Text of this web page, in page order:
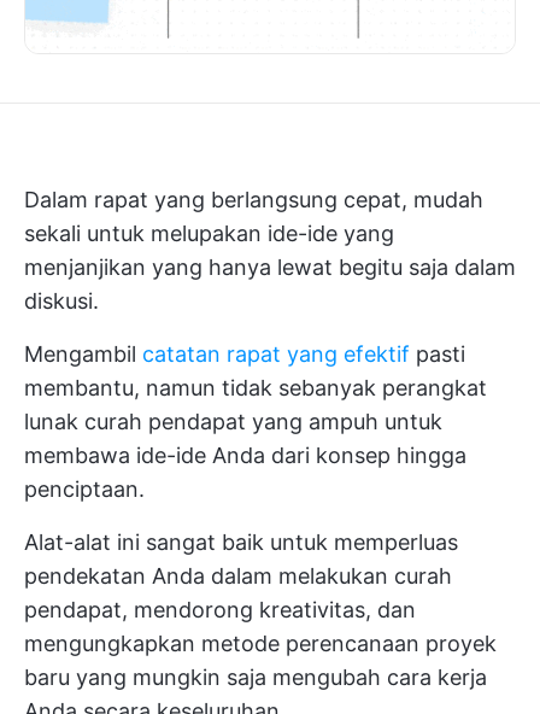
Dalam rapat yang berlangsung cepat, mudah
sekali untuk melupakan ide-ide yang
menjanjikan yang hanya lewat begitu saja dalam
diskusi.
Mengambil catatan rapat yang efektif pasti
membantu, namun tidak sebanyak perangkat
lunak curah pendapat yang ampuh untuk
membawa ide-ide Anda dari konsep hingga
penciptaan.
Alat-alat ini sangat baik untuk memperluas
pendekatan Anda dalam melakukan curah
pendapat, mendorong kreativitas, dan
mengungkapkan metode perencanaan proyek
baru yang mungkin saja mengubah cara kerja